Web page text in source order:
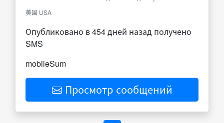
美国 USA
Опубликовано в 454 дней назад получено
SMS
mobileSum
Просмотр сообщений